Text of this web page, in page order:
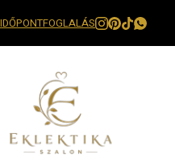
IDŐPONTFOGLALÁS